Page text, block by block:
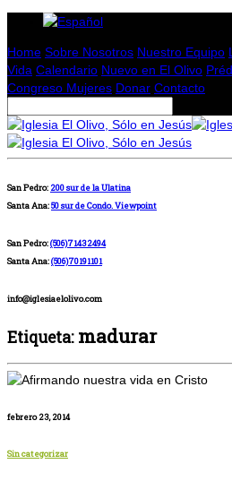
Home Sobre Nosotros Nuestro Equipo
Vida Calendario Nuevo en El Olivo
Congreso Mujeres Donar Contacto
San Pedro: 200 sur de la Ulatina
Santa Ana:50 sur de Condo. Viewpoint
San Pedro:(506)71432494
Santa Ana:(506)70191101
info@iglesiaelolivo.com
Etiqueta:madurar
febrero 23, 2014
Sin categorizar